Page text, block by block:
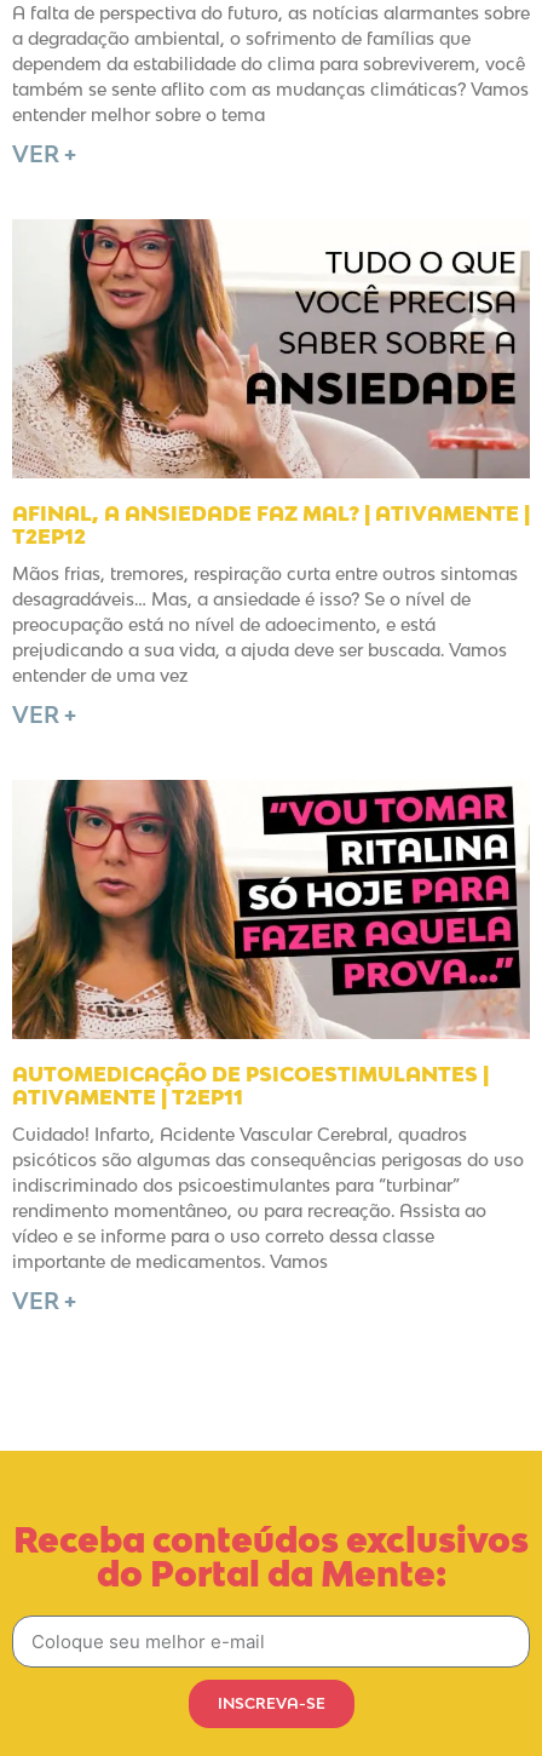
A falta de perspectiva do futuro, as notícias alarmantes sobre
a degradação ambiental, o sofrimento de famílias que
dependem da estabilidade do clima para sobreviverem, você
também se sente aflito com as mudanças climáticas? Vamos
entender melhor sobre o tema
VER +
AFINAL, A ANSIEDADE FAZ MAL? | ATIVAMENTE |
T2EP12
Mãos frias, tremores, respiração curta entre outros sintomas
desagradáveis… Mas, a ansiedade é isso? Se o nível de
preocupação está no nível de adoecimento, e está
prejudicando a sua vida, a ajuda deve ser buscada. Vamos
entender de uma vez
VER +
AUTOMEDICAÇÃO DE PSICOESTIMULANTES |
ATIVAMENTE | T2EP11
Cuidado! Infarto, Acidente Vascular Cerebral, quadros
psicóticos são algumas das consequências perigosas do uso
indiscriminado dos psicoestimulantes para “turbinar”
rendimento momentâneo, ou para recreação. Assista ao
vídeo e se informe para o uso correto dessa classe
importante de medicamentos. Vamos
VER +
Receba conteúdos exclusivos
do Portal da Mente:
INSCREVA-SE